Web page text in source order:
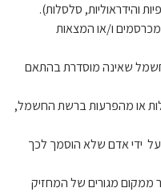
והידראוליות, סלסלות).
ו/או המצאות
חשמל שאינה מוסדרת בהתאם
או מהפרעות ברשת החשמל,
על ידי אדם שלא הוסמך לכך
ממקום מגורים של המחזיק